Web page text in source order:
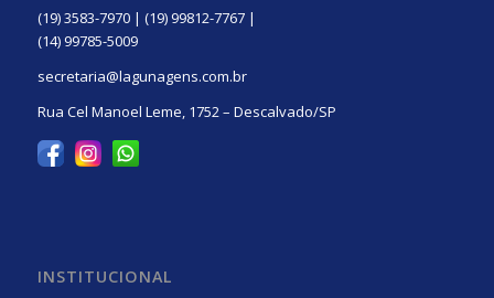
(19) 3583-7970 | (19) 99812-7767 |
(14) 99785-5009
secretaria@lagunagens.com.br
Rua Cel Manoel Leme, 1752 – Descalvado/SP
INSTITUCIONAL